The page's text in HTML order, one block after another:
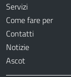
Servizi
Come fare per
Contatti
Notizie
Ascot